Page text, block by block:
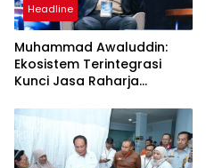
Headline
Muhammad Awaluddin:
Ekosistem Terintegrasi
Kunci Jasa Raharja
Maksimal Kepada
Masyarakat